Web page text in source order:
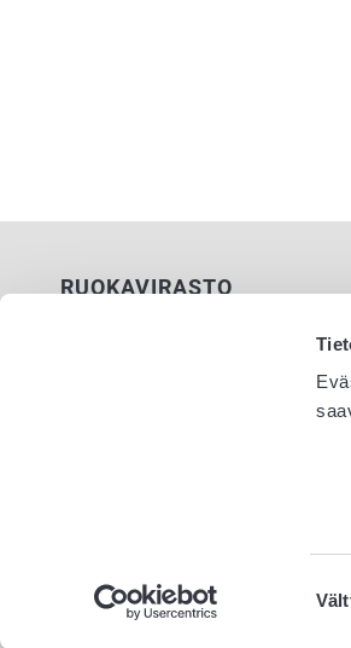
RUOKAVIRASTO
Evästeasetukset